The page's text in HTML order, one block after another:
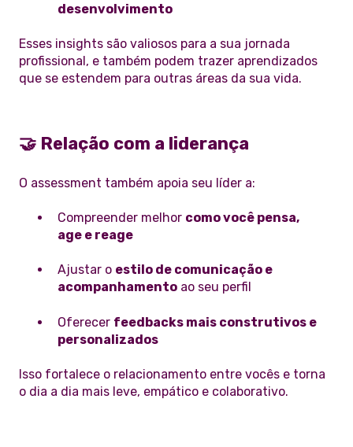
desenvolvimento
Esses insights são valiosos para a sua jornada
profissional, e também podem trazer aprendizados
que se estendem para outras áreas da sua vida.
🤝 Relação com a liderança
O assessment também apoia seu líder a:
Compreender melhor como você pensa,
age e reage
Ajustar o estilo de comunicação e
acompanhamento ao seu perfil
Oferecer feedbacks mais construtivos e
personalizados
Isso fortalece o relacionamento entre vocês e torna
o dia a dia mais leve, empático e colaborativo.